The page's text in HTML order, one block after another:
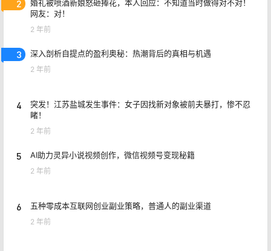
2
婚礼被喷酒新娘怒砸捧花，本人回应：不知道当时做得对不对！
网友：对！
2 年前
3 深入剖析自提点的盈利奥秘：热潮背后的真相与机遇
2 年前
4
突发！江苏盐城发生事件：女子因找新对象被前夫暴打，惨不忍
睹！
2 年前
5 AI助力灵异小说视频创作，微信视频号变现秘籍
2 年前
6 五种零成本互联网创业副业策略，普通人的副业渠道
2 年前